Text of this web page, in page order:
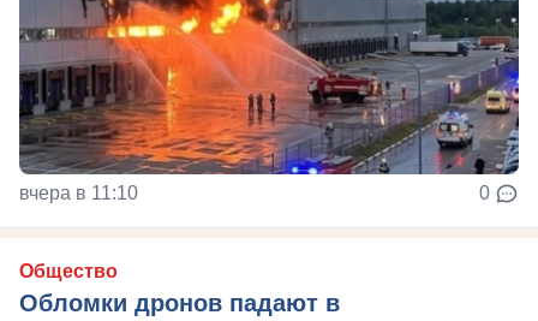
вчера в 11:10 0
Общество
Обломки дронов падают в